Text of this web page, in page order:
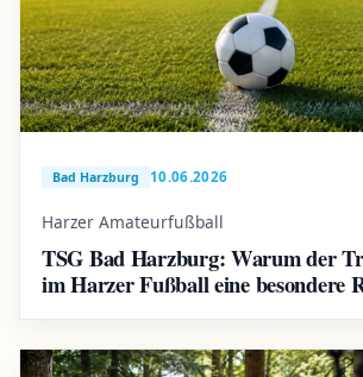
Bad Harzburg 10.06.2026
Harzer Amateurfußball
TSG Bad Harzburg: Warum der
im Harzer Fußball eine besondere